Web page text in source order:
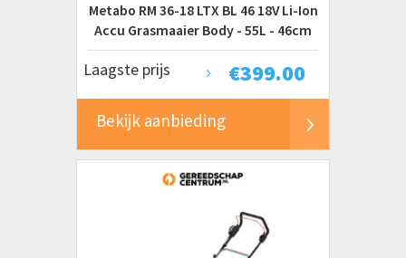
Metabo RM 36-18 LTX BL 46 18V Li-Ion
Accu Grasmaaier Body - 55L - 46cm
€399.00
Laagste prijs
Bekijk aanbieding